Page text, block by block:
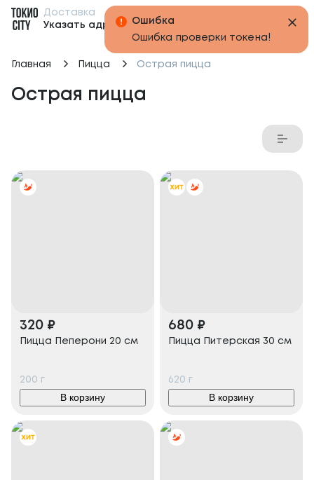
Доставка
Указать адрес
Главная Пицца Острая пицца
Острая пицца
320 ₽
Пицца Пеперони 20 см
200 г
В корзину
680 ₽
Пицца Питерская 30 см
620 г
В корзину